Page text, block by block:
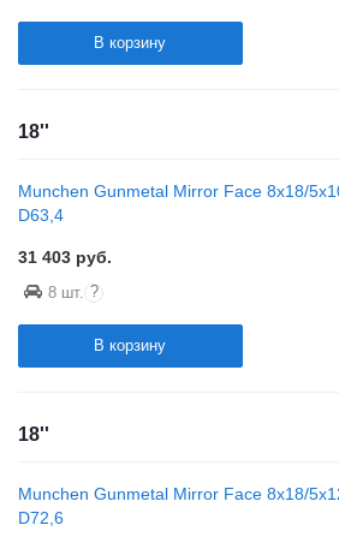
В корзину
18''
Munchen Gunmetal Mirror Face 8x18/
D63,4
31 403 руб.
8 шт. ?
В корзину
18''
Munchen Gunmetal Mirror Face 8x18/
D72,6